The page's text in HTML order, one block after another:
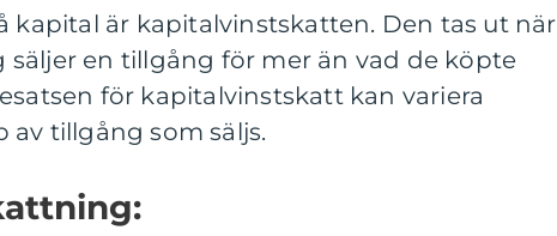
kapital är kapitalvinstskatten. Den tas ut när
en tillgång för mer än vad de köpte
för kapitalvinstskatt kan variera
av tillgång som säljs.